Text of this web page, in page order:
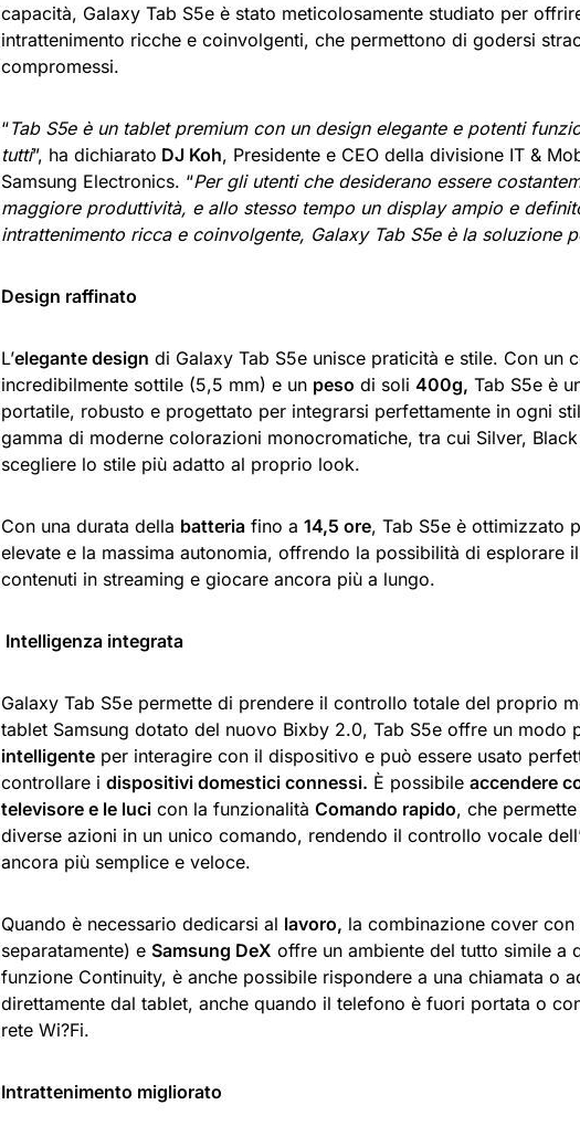
capacità, Galaxy Tab S5e è stato meticolosamente studiato per
intrattenimento ricche e coinvolgenti, che permettono di godersi
compromessi.
“Tab S5e è un tablet premium con un design elegante e potenti
tutti”, ha dichiarato DJ Koh, Presidente e CEO della divisione IT &
Samsung Electronics. “Per gli utenti che desiderano essere
maggiore produttività, e allo stesso tempo un display ampio e
intrattenimento ricca e coinvolgente, Galaxy Tab S5e è la soluzione
Design raffinato
L’elegante design di Galaxy Tab S5e unisce praticità e stile. Con un
incredibilmente sottile (5,5 mm) e un peso di soli 400g, Tab S5e è
portatile, robusto e progettato per integrarsi perfettamente in ogni
gamma di moderne colorazioni monocromatiche, tra cui Silver,
scegliere lo stile più adatto al proprio look.
Con una durata della batteria fino a 14,5 ore, Tab S5e è ottimizzato
elevate e la massima autonomia, offrendo la possibilità di esplorare
contenuti in streaming e giocare ancora più a lungo.
Intelligenza integrata
Galaxy Tab S5e permette di prendere il controllo totale del proprio
tablet Samsung dotato del nuovo Bixby 2.0, Tab S5e offre un modo
intelligente per interagire con il dispositivo e può essere usato
controllare i dispositivi domestici connessi. È possibile accendere
televisore e le luci con la funzionalità Comando rapido, che
diverse azioni in un unico comando, rendendo il controllo vocale
ancora più semplice e veloce.
Quando è necessario dedicarsi al lavoro, la combinazione cover con
separatamente) e Samsung DeX offre un ambiente del tutto simile a
funzione Continuity, è anche possibile rispondere a una chiamata o
direttamente dal tablet, anche quando il telefono è fuori portata o
rete Wi?Fi.
Intrattenimento migliorato